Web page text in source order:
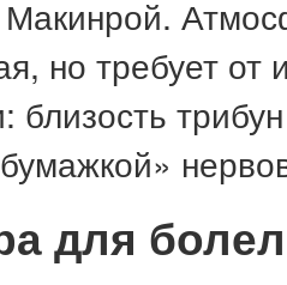
но требует от
близость
для